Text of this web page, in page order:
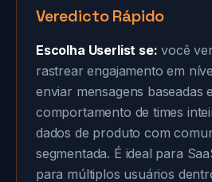
Veredicto Rápido
Escolha Userlist se: você
rastrear engajamento em
enviar mensagens baseadas
comportamento de times
dados de produto com
segmentada. É ideal para
para múltiplos usuários